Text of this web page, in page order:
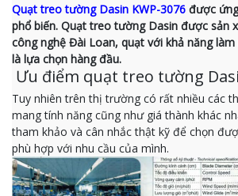
Quạt treo tường Dasin KWP-3076 được
phổ biến. Quạt treo tường Dasin được sản
công nghệ Đài Loan, quạt với khả năng
là lựa chọn hàng đầu.
Ưu điểm quạt treo tường
Tuy nhiên trên thị trường có rất nhiều các
mang tính năng cũng như giá thành khác
tham khảo và cân nhắc thật kỹ để chọn
phù hợp với nhu cầu của mình.